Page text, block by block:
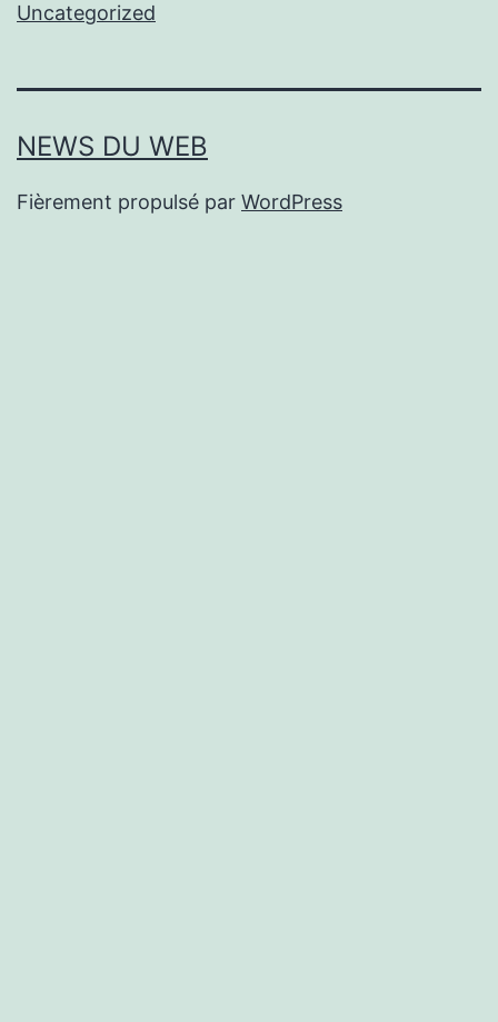
Uncategorized
NEWS DU WEB
Fièrement propulsé par WordPress